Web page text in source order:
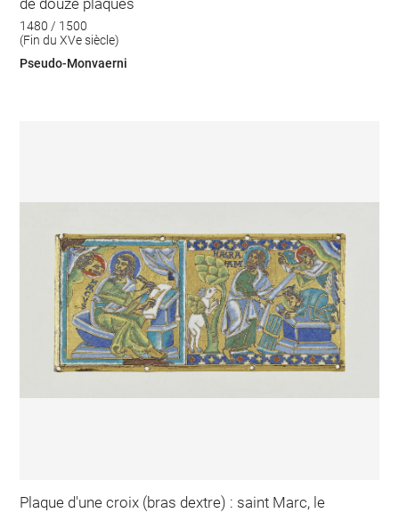
1480 / 1500
(Fin du XVe siècle)
Pseudo-Monvaerni
Plaque d'une croix (bras dextre) : saint Marc, le